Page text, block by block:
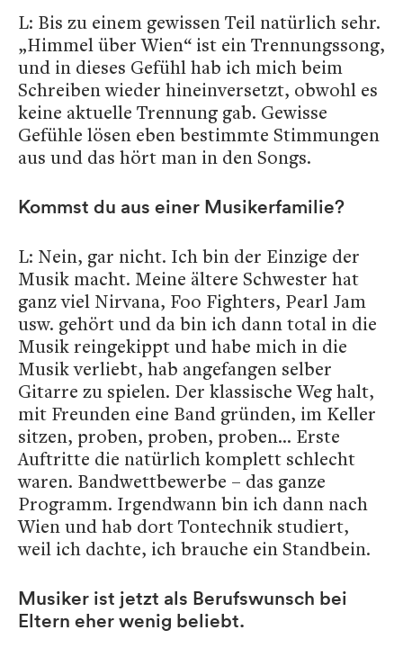
L: Bis zu einem gewissen Teil natürlich sehr.
„Himmel über Wien“ ist ein Trennungssong,
und in dieses Gefühl hab ich mich beim
Schreiben wieder hineinversetzt, obwohl es
keine aktuelle Trennung gab. Gewisse
Gefühle lösen eben bestimmte Stimmungen
aus und das hört man in den Songs.
Kommst du aus einer Musikerfamilie?
L: Nein, gar nicht. Ich bin der Einzige der
Musik macht. Meine ältere Schwester hat
ganz viel Nirvana, Foo Fighters, Pearl Jam
usw. gehört und da bin ich dann total in die
Musik reingekippt und habe mich in die
Musik verliebt, hab angefangen selber
Gitarre zu spielen. Der klassische Weg halt,
mit Freunden eine Band gründen, im Keller
sitzen, proben, proben, proben… Erste
Auftritte die natürlich komplett schlecht
waren. Bandwettbewerbe – das ganze
Programm. Irgendwann bin ich dann nach
Wien und hab dort Tontechnik studiert,
weil ich dachte, ich brauche ein Standbein.
Musiker ist jetzt als Berufswunsch bei
Eltern eher wenig beliebt.